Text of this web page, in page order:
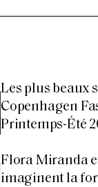
Les plus beaux
Copenhagen
Printemps-Été
Flora Miranda
imaginent la